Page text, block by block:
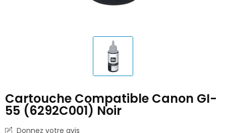
Cartouche Compatible Canon GI-
55 (6292C001) Noir
Donnez votre avis